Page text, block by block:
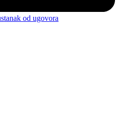
od ugovora